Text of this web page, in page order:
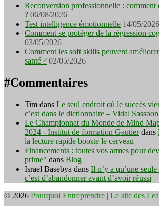
Reconversion professionnelle : comment
? 06/08/2026
Test intelligence émotionnelle 14/05/2026
Comment se protéger de la régression
03/05/2026
Comment les soft skills peuvent
santé ? 02/05/2026
#Commentaires
Tim dans Le seul endroit où le succès
c’est dans le dictionnaire – Vidal Sassoon
Le Championnat du Monde de Mind
2024 - Institut de formation Gautierdans
la lecture rapide booste le cerveau
Financements : toutes vos armes pour
prime" dans Blog
Israel Basebya dans Il n’y a qu’une
c’est d’abandonner avant d’avoir réussi
© 2026 Pourquoi Entreprendre | Le site des